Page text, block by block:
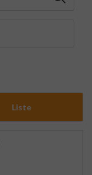
Liste